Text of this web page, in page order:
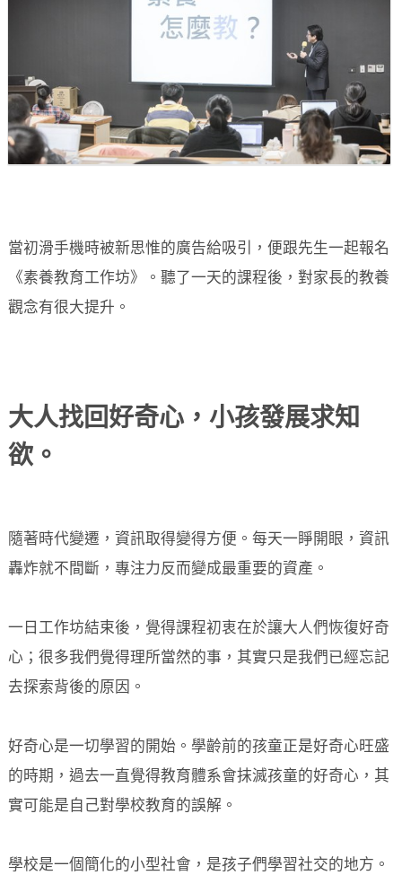
當初滑手機時被新思惟的廣告給吸引，便跟先生一起報名
《素養教育工作坊》。聽了一天的課程後，對家長的教養
觀念有很大提升。
大人找回好奇心，小孩發展求知
欲。
隨著時代變遷，資訊取得變得方便。每天一睜開眼，資訊
轟炸就不間斷，專注力反而變成最重要的資產。
一日工作坊結束後，覺得課程初衷在於讓大人們恢復好奇
心；很多我們覺得理所當然的事，其實只是我們已經忘記
去探索背後的原因。
好奇心是一切學習的開始。學齡前的孩童正是好奇心旺盛
的時期，過去一直覺得教育體系會抹滅孩童的好奇心，其
實可能是自己對學校教育的誤解。
學校是一個簡化的小型社會，是孩子們學習社交的地方。